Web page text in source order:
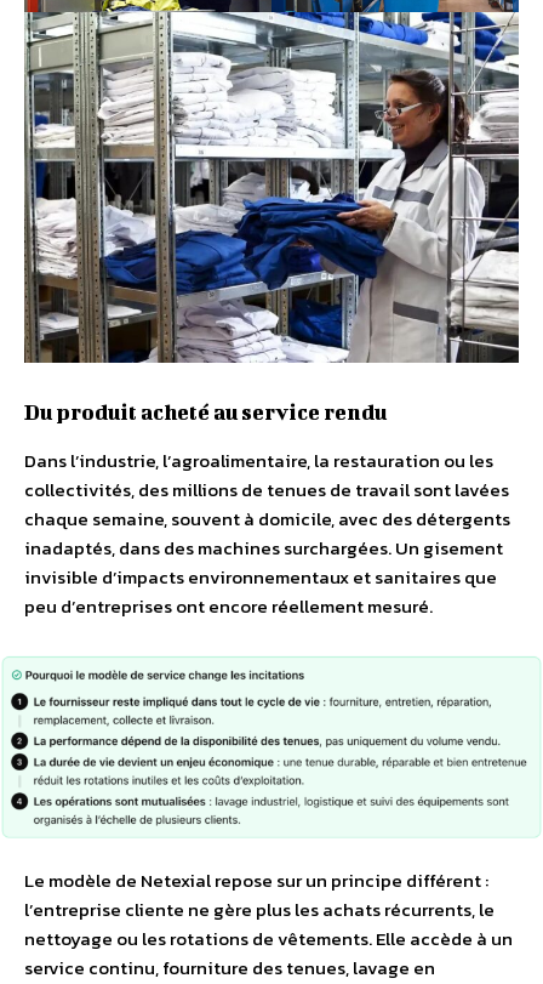
Du produit acheté au service rendu
Dans l’industrie, l’agroalimentaire, la restauration ou les
collectivités, des millions de tenues de travail sont lavées
chaque semaine, souvent à domicile, avec des détergents
inadaptés, dans des machines surchargées. Un gisement
invisible d’impacts environnementaux et sanitaires que
peu d’entreprises ont encore réellement mesuré.
Le modèle de Netexial repose sur un principe différent :
l’entreprise cliente ne gère plus les achats récurrents, le
nettoyage ou les rotations de vêtements. Elle accède à un
service continu, fourniture des tenues, lavage en